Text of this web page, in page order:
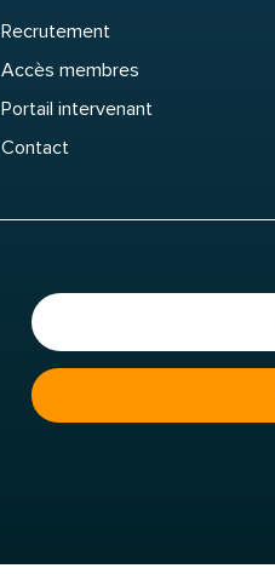
Recrutement
Accès membres
Portail intervenant
Contact